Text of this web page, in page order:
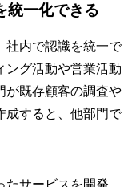
統一化できる
社内で認識を統一で
ング活動や営業活動
が既存顧客の調査や
成すると、他部門で